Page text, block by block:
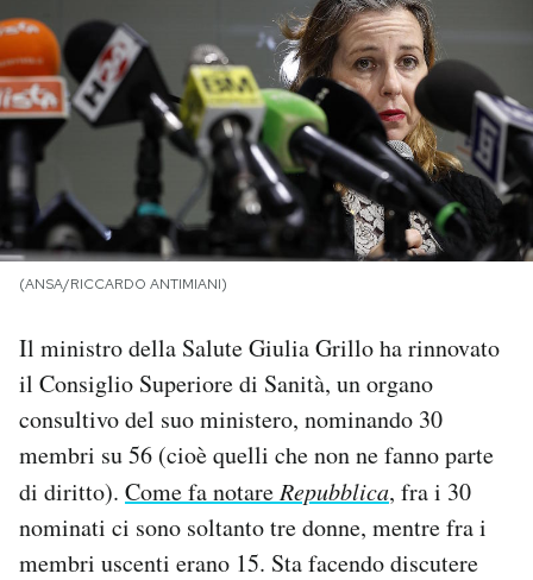
Sport
Altrecose
Mondiali calcio 2026
NEWSLETTER
SHOP
CALENDARIO
AREA PERSONALE
(ANSA/RICCARDO ANTIMIANI)
Il ministro della Salute Giulia Grillo ha rinnovato
il Consiglio Superiore di Sanità, un organo
consultivo del suo ministero, nominando 30
membri su 56 (cioè quelli che non ne fanno parte
di diritto). Come fa notare Repubblica, fra i 30
nominati ci sono soltanto tre donne, mentre fra i
membri uscenti erano 15. Sta facendo discutere